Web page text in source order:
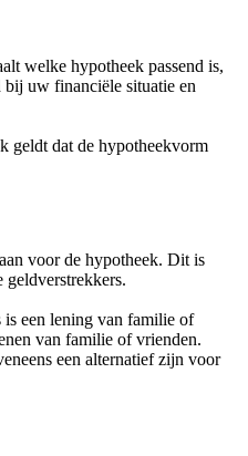
welke hypotheek passend is,
bij uw financiële situatie en
geldt dat de hypotheekvorm
voor de hypotheek. Dit is
een lening van familie of
van familie of vrienden.
een alternatief zijn voor